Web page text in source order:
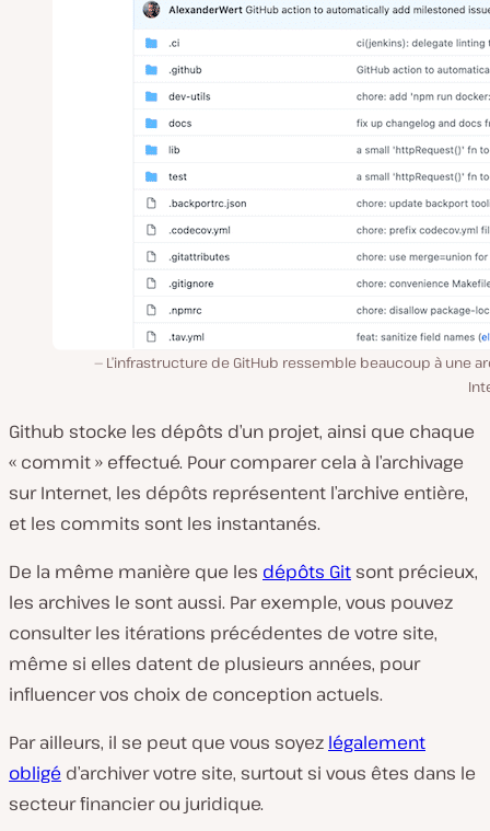
L’infrastructure de GitHub ressemble beaucoup à une
Github stocke les dépôts d’un projet, ainsi que chaque
« commit » effectué. Pour comparer cela à l’archivage
sur Internet, les dépôts représentent l’archive entière,
et les commits sont les instantanés.
De la même manière que les dépôts Git sont précieux,
les archives le sont aussi. Par exemple, vous pouvez
consulter les itérations précédentes de votre site,
même si elles datent de plusieurs années, pour
influencer vos choix de conception actuels.
Par ailleurs, il se peut que vous soyez légalement
obligé d’archiver votre site, surtout si vous êtes dans le
secteur financier ou juridique.